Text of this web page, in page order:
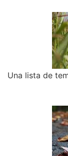
Una lista de